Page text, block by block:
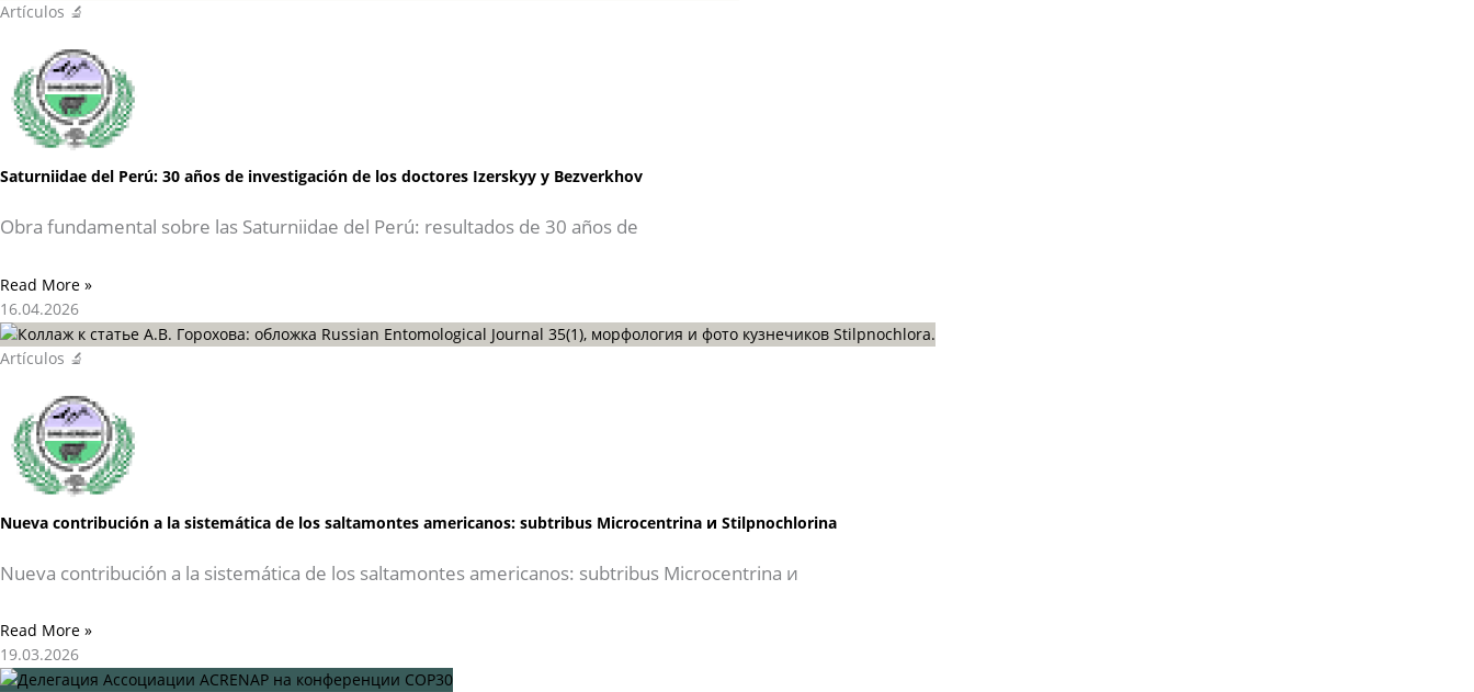
Artículos 🔬
Saturniidae del Perú: 30 años de investigación de los doctores Izerskyy y Bezverkhov
Obra fundamental sobre las Saturniidae del Perú: resultados de 30 años de
Read More »
16.04.2026
Artículos 🔬
Nueva contribución a la sistemática de los saltamontes americanos: subtribus Microcentrina и Stilpnochlorina
Nueva contribución a la sistemática de los saltamontes americanos: subtribus Microcentrina и
Read More »
19.03.2026